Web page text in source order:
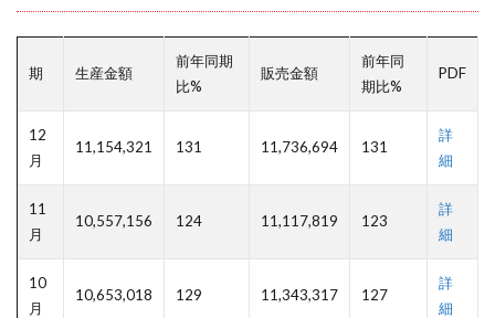
期 生産金額
前年同期
比%
販売金額
前年同
期比%
PDF
12
月
11,154,321 131 11,736,694 131
詳
細
11
月
10,557,156 124 11,117,819 123
詳
細
10
月
10,653,018 129 11,343,317 127
詳
細